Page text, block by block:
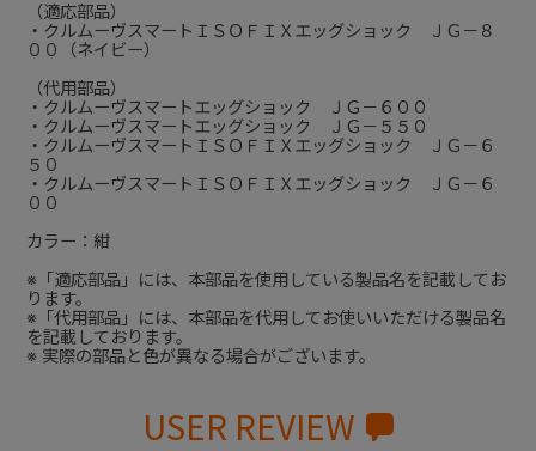
（適応部品）
・クルムーヴスマートＩＳＯＦＩＸエッグショック ＪＧ－８
００（ネイビー）
（代用部品）
・クルムーヴスマートエッグショック ＪＧ－６００
・クルムーヴスマートエッグショック ＪＧ－５５０
・クルムーヴスマートＩＳＯＦＩＸエッグショック ＪＧ－６
５０
・クルムーヴスマートＩＳＯＦＩＸエッグショック ＪＧ－６
００
カラー：紺
※「適応部品」には、本部品を使用している製品名を記載してお
ります。
※「代用部品」には、本部品を代用してお使いいただける製品名
を記載しております。
※ 実際の部品と色が異なる場合がございます。
USER REVIEW